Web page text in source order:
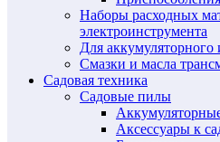
Наборы расходных
электроинструмента
Для аккумуляторного
Смазки и масла
Садовая техника
Садовые пилы
Аксессуары к